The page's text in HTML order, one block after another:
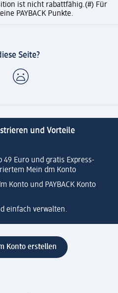
ist nicht rabattfähig.(#) Für
PAYBACK Punkte.
Seite?
und Vorteile
49 Euro und gratis Express-
Mein dm Konto
Konto und PAYBACK Konto
einfach verwalten.
Konto erstellen